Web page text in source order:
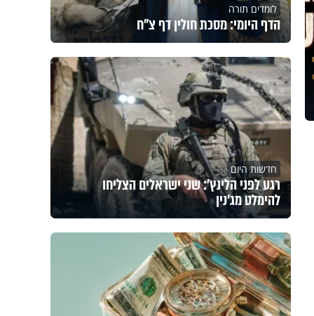
לומדים תורה
הדף היומי: מסכת חולין דף צ"ח
חדשות היום
רגע לפני הלינץ': שני ישראלים הצליחו
להימלט מג'נין